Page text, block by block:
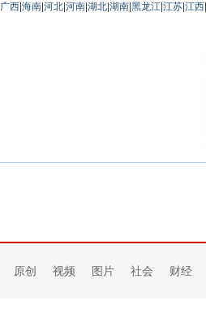
广西 海南 河北 河南 湖北 湖南 黑龙江 江苏 江西
原创 视频 图片 社会 财经